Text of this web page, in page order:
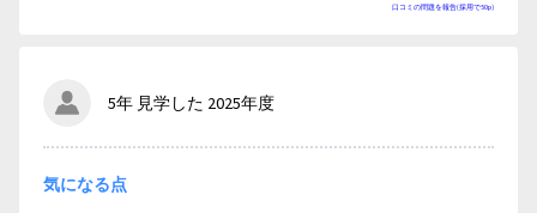
口コミの問題を報告(採用で50p)
5年 見学した 2025年度
気になる点